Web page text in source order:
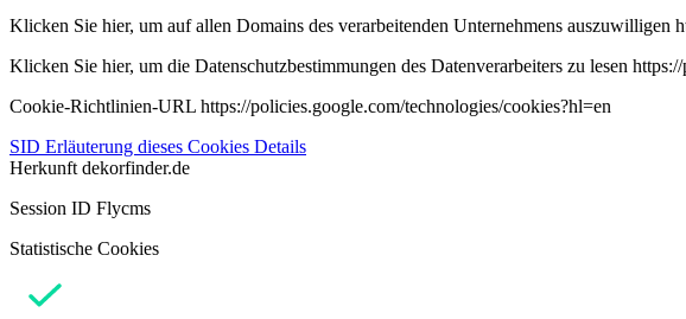
Klicken Sie hier, um auf allen Domains des verarbeitenden Unternehmens auszuwilligen
Klicken Sie hier, um die Datenschutzbestimmungen des Datenverarbeiters zu lesen
Cookie-Richtlinien-URL https://policies.google.com/technologies/cookies?hl=en
SID Erläuterung dieses Cookies Details
Herkunft dekorfinder.de
Session ID Flycms
Statistische Cookies